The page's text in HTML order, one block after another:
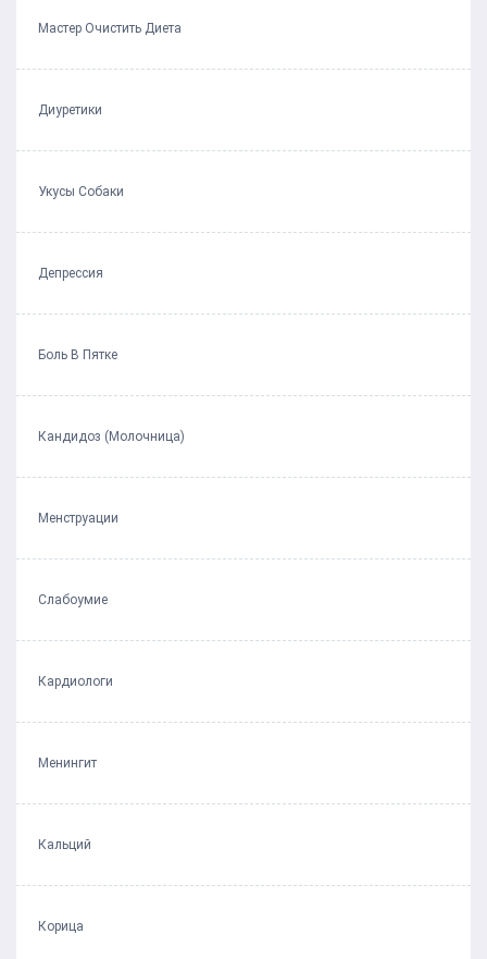
Мастер Очистить Диета
Диуретики
Укусы Собаки
Депрессия
Боль В Пятке
Кандидоз (Молочница)
Менструации
Слабоумие
Кардиологи
Менингит
Кальций
Корица